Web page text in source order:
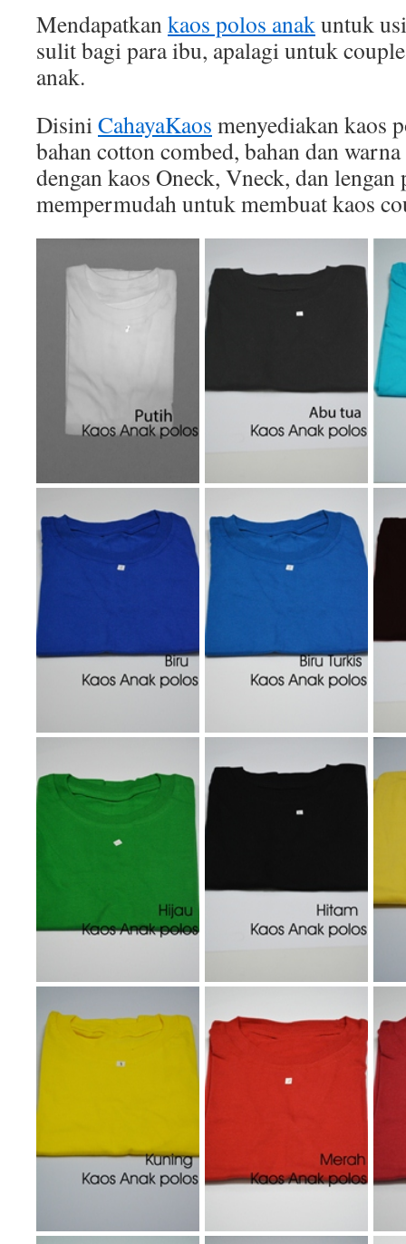
Mendapatkan kaos polos anak untuk
sulit bagi para ibu, apalagi untuk
anak.
Disini CahayaKaos menyediakan kaos
bahan cotton combed, bahan dan
dengan kaos Oneck, Vneck, dan
mempermudah untuk membuat kaos